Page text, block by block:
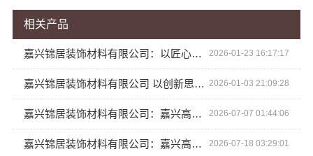
相关产品
嘉兴锦居装饰材料有限公司：以匠心打造嘉兴理想装修设计 2026-01-23 16:17:17
嘉兴锦居装饰材料有限公司 以创新思维重塑嘉兴装修格局 2026-01-03 21:09:28
嘉兴锦居装饰材料有限公司：嘉兴高端装饰地址查询 2026-07-07 01:44:06
嘉兴锦居装饰材料有限公司：嘉兴高端装饰地址查询 2026-07-18 03:29:01